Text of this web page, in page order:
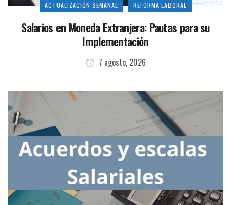
ACTUALIZACIÓN SEMANAL REFORMA LABORAL
Salarios en Moneda Extranjera: Pautas para su
Implementación
7 agosto, 2026